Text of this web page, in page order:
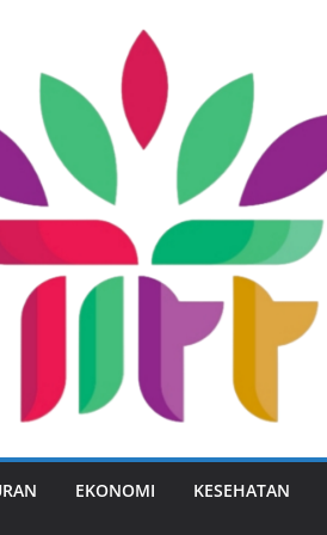
EKONOMI KESEHATAN